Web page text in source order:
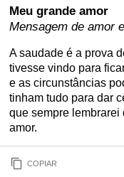
Aprenda a
Meu grande amor
Mensagem de amor
A saudade é a prova
tivesse vindo para
e as circunstâncias
tinham tudo para dar
que sempre lembrarei
amor.
COPIAR